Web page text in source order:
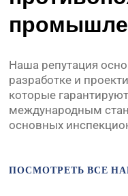
разработке и
которые
международным
основных